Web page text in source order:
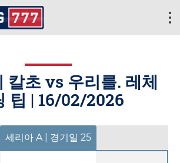
칼초 vs 우리를. 레체
팁 | 16/02/2026
세리아 A | 경기일 25